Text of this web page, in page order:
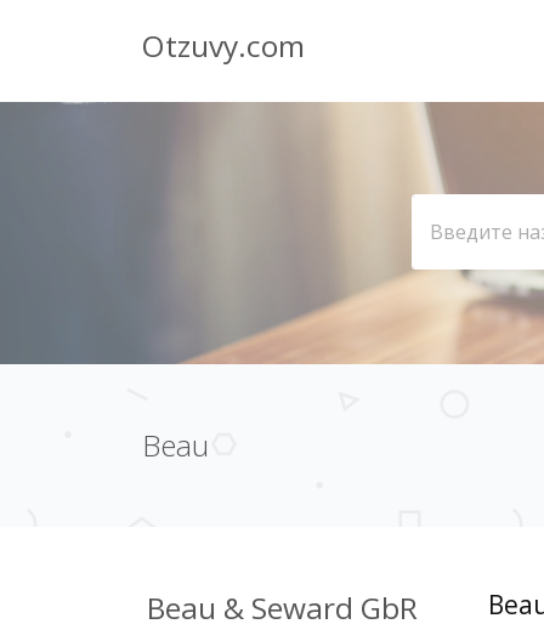
Otzuvy.com
Beau
Beau & Seward GbR